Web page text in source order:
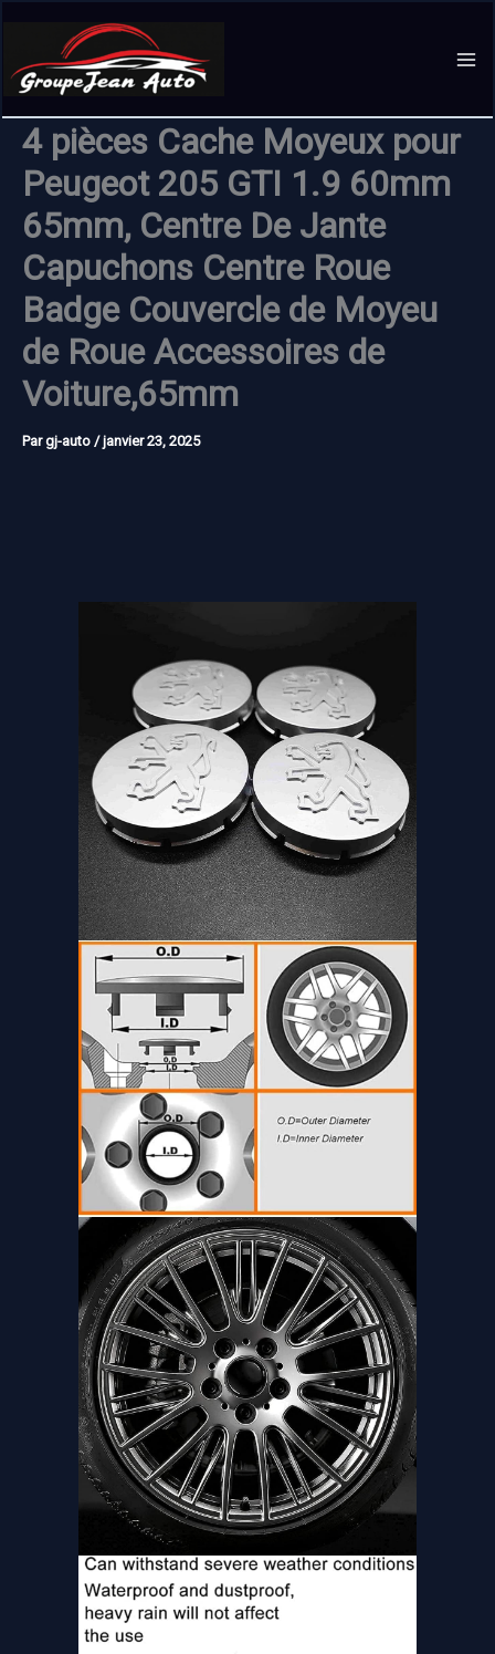
contenu
4 pièces Cache Moyeux pour
Peugeot 205 GTI 1.9 60mm
65mm, Centre De Jante
Capuchons Centre Roue
Badge Couvercle de Moyeu
de Roue Accessoires de
Voiture,65mm
Pargj-auto /janvier 23, 2025